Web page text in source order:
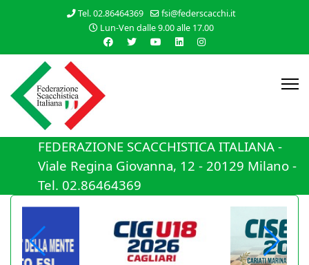
Tel. 02.86464369
fsi@federscacchi.it
Lun-Ven dalle 9.00 alle 17.00
FEDERAZIONE SCACCHISTICA ITALIANA -
Viale Regina Giovanna, 12 - 20129 Milano -
Tel. 02.86464369